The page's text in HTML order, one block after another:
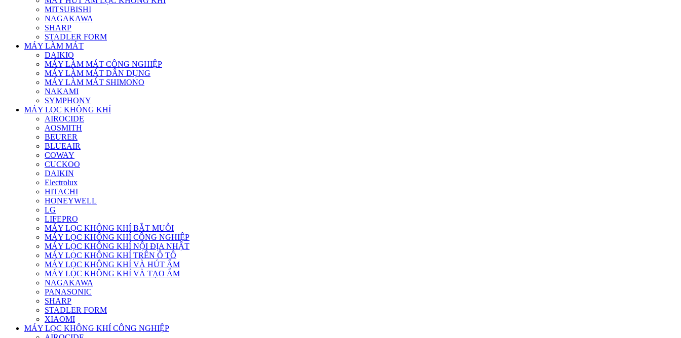
MITSUBISHI
NAGAKAWA
SHARP
STADLER FORM
MÁY LÀM MÁT
DAIKIO
MÁY LÀM MÁT CÔNG NGHIỆP
MÁY LÀM MÁT DÂN DỤNG
MÁY LÀM MÁT SHIMONO
NAKAMI
SYMPHONY
MÁY LỌC KHÔNG KHÍ
AIROCIDE
AOSMITH
BEURER
BLUEAIR
COWAY
CUCKOO
DAIKIN
Electrolux
HITACHI
HONEYWELL
LG
LIFEPRO
MÁY LỌC KHÔNG KHÍ BẮT MUỖI
MÁY LỌC KHÔNG KHÍ CÔNG NGHIỆP
MÁY LỌC KHÔNG KHÍ NỘI ĐỊA NHẬT
MÁY LỌC KHÔNG KHÍ TRÊN Ô TÔ
MÁY LỌC KHÔNG KHÍ VÀ HÚT ẨM
MÁY LỌC KHÔNG KHÍ VÀ TẠO ẨM
NAGAKAWA
PANASONIC
SHARP
STADLER FORM
XIAOMI
MÁY LỌC KHÔNG KHÍ CÔNG NGHIỆP